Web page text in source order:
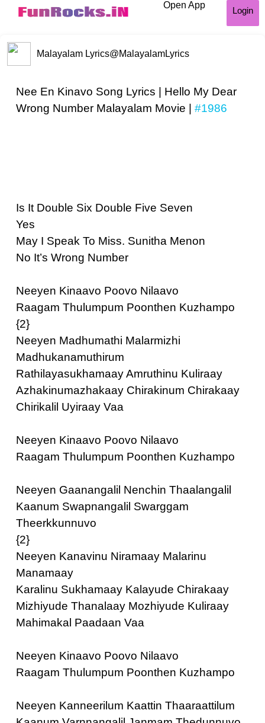
Open App
Login
Malayalam Lyrics@MalayalamLyrics
Nee En Kinavo Song Lyrics | Hello My Dear
Wrong Number Malayalam Movie | #1986
Is It Double Six Double Five Seven
Yes
May I Speak To Miss. Sunitha Menon
No It’s Wrong Number
Neeyen Kinaavo Poovo Nilaavo
Raagam Thulumpum Poonthen Kuzhampo
{2}
Neeyen Madhumathi Malarmizhi
Madhukanamuthirum
Rathilayasukhamaay Amruthinu Kuliraay
Azhakinumazhakaay Chirakinum Chirakaay
Chirikalil Uyiraay Vaa
Neeyen Kinaavo Poovo Nilaavo
Raagam Thulumpum Poonthen Kuzhampo
Neeyen Gaanangalil Nenchin Thaalangalil
Kaanum Swapnangalil Swarggam
Theerkkunnuvo
{2}
Neeyen Kanavinu Niramaay Malarinu
Manamaay
Karalinu Sukhamaay Kalayude Chirakaay
Mizhiyude Thanalaay Mozhiyude Kuliraay
Mahimakal Paadaan Vaa
Neeyen Kinaavo Poovo Nilaavo
Raagam Thulumpum Poonthen Kuzhampo
Neeyen Kanneerilum Kaattin Thaaraattilum